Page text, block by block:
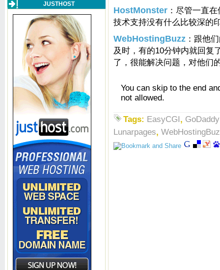
JUSTHOST
HostMonster ：尽管一直
技术支持没有什么比较深的
WebHostingBuzz ：跟他
及时，有的10分钟内就回复
了，很能解决问题，对他们
You can skip to the end
not allowed.
Tags: EasyCGI, GoDaddy
Lunarpages,